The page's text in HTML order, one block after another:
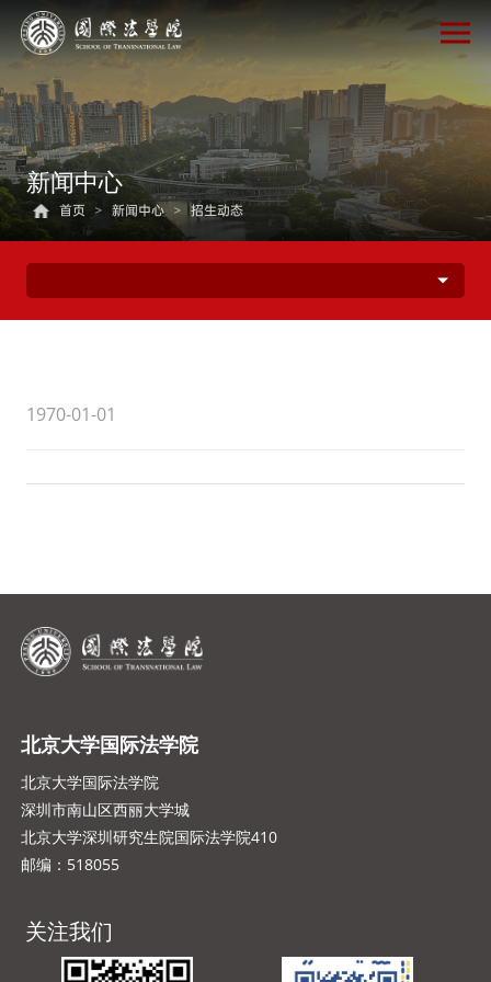
新闻中心
首页 > 新闻中心 > 招生动态
1970-01-01
北京大学国际法学院
北京大学国际法学院
深圳市南山区西丽大学城
北京大学深圳研究生院国际法学院410
邮编：518055
关注我们